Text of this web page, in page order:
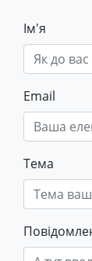
Ім'я
Email
Тема